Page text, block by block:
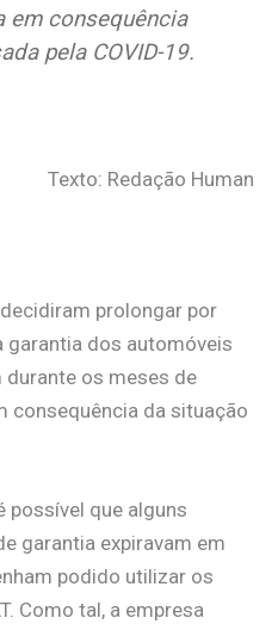
em consequência
pela COVID-19.
Texto: Redação Human
decidiram prolongar por
garantia dos automóveis
durante os meses de
consequência da situação
possível que alguns
garantia expiravam em
podido utilizar os
Como tal, a empresa